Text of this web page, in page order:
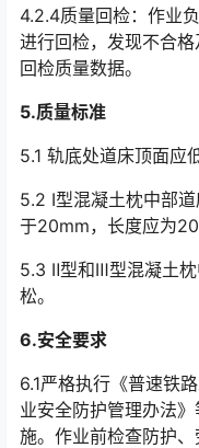
4.2.4质量回检：作业
进行回检，发现不合
回检质量数据。
5.质量标准
5.1 轨底处道床顶面应
5.2 I型混凝土枕中部
于20mm，长度应为
5.3 Ⅱ型和Ⅲ型混凝土
松。
6.安全要求
6.1严格执行《普速铁
业安全防护管理办法
施。作业前检查防护